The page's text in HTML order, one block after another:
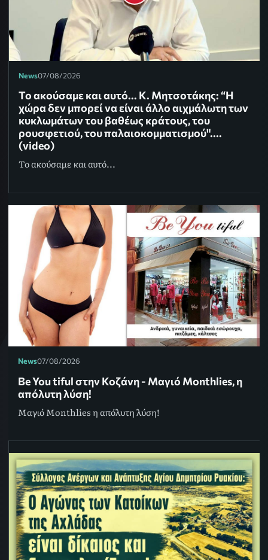
News07/08/2026
Το ακούσαμε και αυτό... Κ. Μητσοτάκης: “Η
χώρα δεν μπορεί να είναι άλλο αιχμάλωτη των
κυκλωμάτων του βαθέως κράτους, του
ρουσφετιού, του παλαιοκομματισμού"....
(video)
Το ακούσαμε και αυτό...
News07/08/2026
Be You tiful στην Κοζάνη - Μαγιό Monthlies, η
απόλυτη λύση!
Μαγιό Monthlies η απόλυτη λύση!